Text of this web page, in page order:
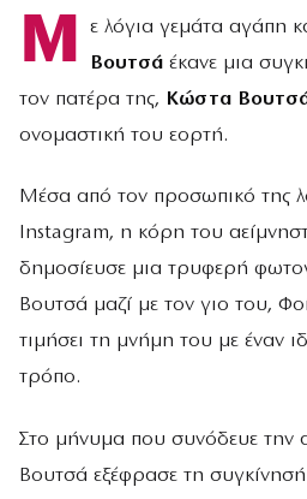
Μ ε λόγια γεμάτα αγάπη
Βουτσάέκανε μια
τον πατέρα της, Κώστα
ονομαστική του εορτή.
Μέσα από τον προσωπικό της
Instagram, η κόρη του
δημοσίευσε μια τρυφερή
Βουτσά μαζί με τον γιο του,
τιμήσει τη μνήμη του με έναν
τρόπο.
Στο μήνυμα που συνόδευε την
Βουτσά εξέφρασε τη